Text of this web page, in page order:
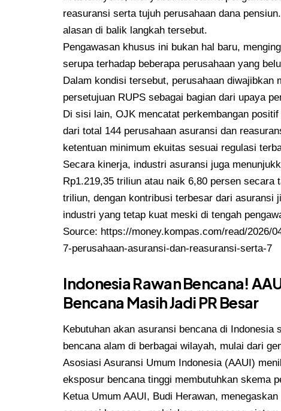
reasuransi serta tujuh perusahaan dana
alasan di balik langkah tersebut.
Pengawasan khusus ini bukan hal baru,
serupa terhadap beberapa perusahaan yang
Dalam kondisi tersebut, perusahaan diwajibkan
persetujuan RUPS sebagai bagian dari upaya
Di sisi lain, OJK mencatat perkembangan
dari total 144 perusahaan asuransi dan
ketentuan minimum ekuitas sesuai regulasi
Secara kinerja, industri asuransi juga
Rp1.219,35 triliun atau naik 6,80 persen
triliun, dengan kontribusi terbesar dari asuransi
industri yang tetap kuat meski di tengah
Source: https://money.kompas.com/read/2026/
7-perusahaan-asuransi-dan-reasuransi-serta-7
Indonesia Rawan Bencana!
Bencana Masih Jadi PR Besar
Kebutuhan akan asuransi bencana di
bencana alam di berbagai wilayah, mulai dari
Asosiasi Asuransi Umum Indonesia (AAUI)
eksposur bencana tinggi membutuhkan skema
Ketua Umum AAUI, Budi Herawan,